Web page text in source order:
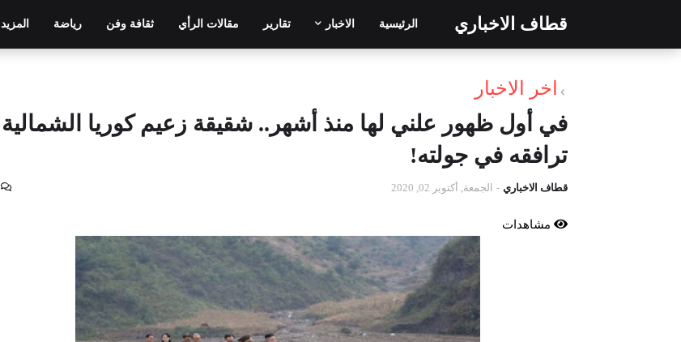
قطاف الاخباري الرئيسية الاخبار تقارير مقالات الرأي ثقافة وفن رياضة المزيد
اخر الاخبار
في أول ظهور علني لها منذ أشهر.. شقيقة زعيم كوريا الشمالية
ترافقه في جولته!
قطاف الاخباري - الجمعة, أكتوبر 02, 2020
مشاهدات